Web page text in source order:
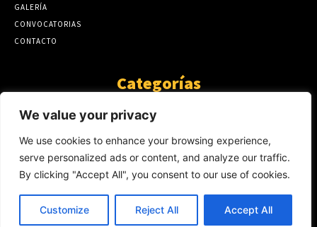
We value your privacy
We use cookies to enhance your browsing experience,
serve personalized ads or content, and analyze our traffic.
By clicking "Accept All", you consent to our use of cookies.
Customize Reject All Accept All
GALERÍA
CONVOCATORIAS
CONTACTO
Categorías
ARTÍCULOS
GUANTE DE SEDA
AL CALOR DE LA PALABRA
Y YO QUE SÉ
423
NOTICIAS
234
SIN CATEGORÍA
174